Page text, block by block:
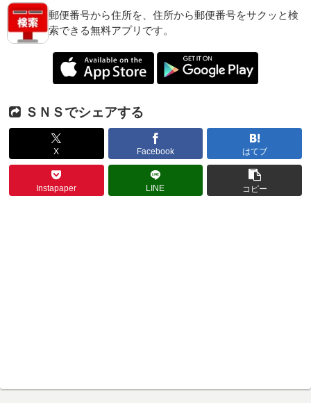
郵便番号から住所を、住所から郵便番号をサクッと検
索できる無料アプリです。
ＳＮＳでシェアする
X Facebook はてブ
Instapaper LINE コピー